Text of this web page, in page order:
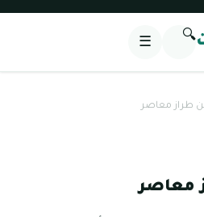
🔍
☰
طراز معاصر
معاصر